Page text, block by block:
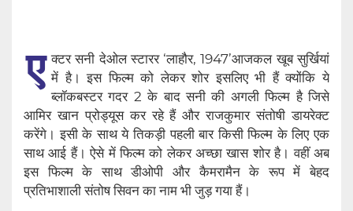
ए क्टर सनी देओल स्टारर ‘लाहौर, 1947’आजकल खूब सुर्खियां
में है। इस फिल्म को लेकर शोर इसलिए भी हैं क्योंकि ये
ब्लॉकबस्टर गदर 2 के बाद सनी की अगली फिल्म है जिसे
आमिर खान प्रोड्यूस कर रहे हैं और राजकुमार संतोषी डायरेक्ट
करेंगे। इसी के साथ ये तिकड़ी पहली बार किसी फिल्म के लिए एक
साथ आई हैं। ऐसे में फिल्म को लेकर अच्छा खास शोर है। वहीं अब
इस फिल्म के साथ डीओपी और कैमरामैन के रूप में बेहद
प्रतिभाशाली संतोष सिवन का नाम भी जुड़ गया हैं।